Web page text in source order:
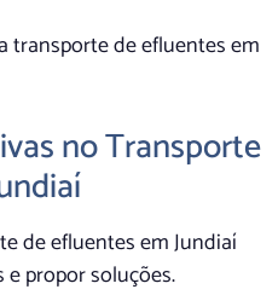
transporte de efluentes em
no Transporte
de efluentes em Jundiaí
propor soluções.